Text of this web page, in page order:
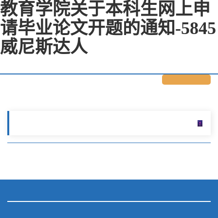
教育学院关于本科生网上申
请毕业论文开题的通知-5845
威尼斯达人